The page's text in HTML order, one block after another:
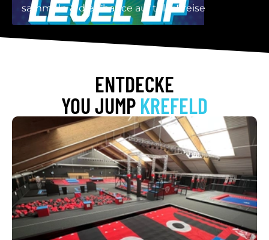
sammeln & die Chance auf tolle Preise
ENTDECKE
YOU JUMP KREFELD